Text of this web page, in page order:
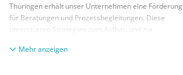
Thüringen erhält unser Unternehmen eine Förderung
für Beratungen und Prozessbegleitungen. Diese
unterstützen Strategien zum Aufbau und zur
KMUs. Die daraus resultierenden Ergebnisse und
anzeigen